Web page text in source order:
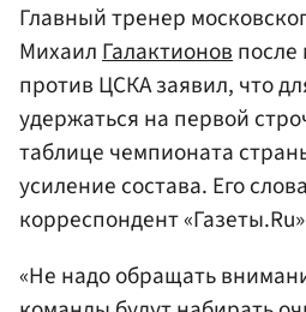
Главный тренер
МихаилГалактионовпосле
против ЦСКА заявил, что
удержаться на первой
таблице чемпионата
усиление состава. Его
корреспондент
«Не надо обращать